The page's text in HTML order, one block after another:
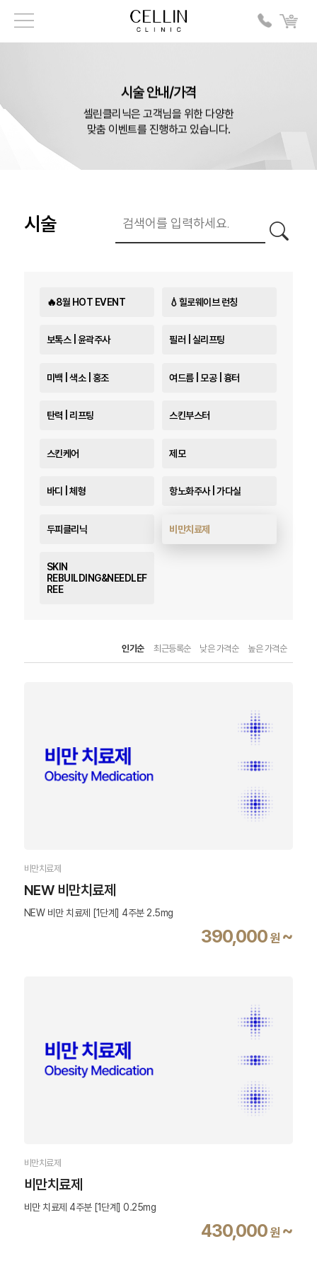
시술 안내/가격
셀린클리닉은 고객님을 위한 다양한
맞춤 이벤트를 진행하고 있습니다.
시술
🔥8월 HOT EVENT 💧힐로웨이브 런칭
보톡스 | 윤곽주사 필러 | 실리프팅
미백 | 색소 | 홍조 여드름 | 모공 | 흉터
탄력 | 리프팅 스킨부스터
스킨케어 제모
바디 | 체형 항노화주사 | 가다실
두피클리닉 비만치료제
SKIN
REBUILDING&NEEDLEF
REE
인기순 최근등록순 낮은 가격순 높은 가격순
비만치료제
NEW 비만치료제
NEW 비만 치료제 [1단계] 4주분 2.5mg
390,000 원 ~
비만치료제
비만치료제
비만 치료제 4주분 [1단계] 0.25mg
430,000 원 ~